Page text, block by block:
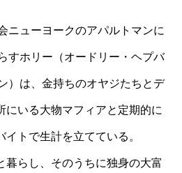
ニューヨークのアパルトマンに
すホリー（オードリー・ヘプバ
）は、金持ちのオヤジたちとデ
にいる大物マフィアと定期的に
トで生計を立てている。
暮らし、そのうちに独身の大富